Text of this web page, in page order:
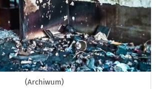
(Archiwum)